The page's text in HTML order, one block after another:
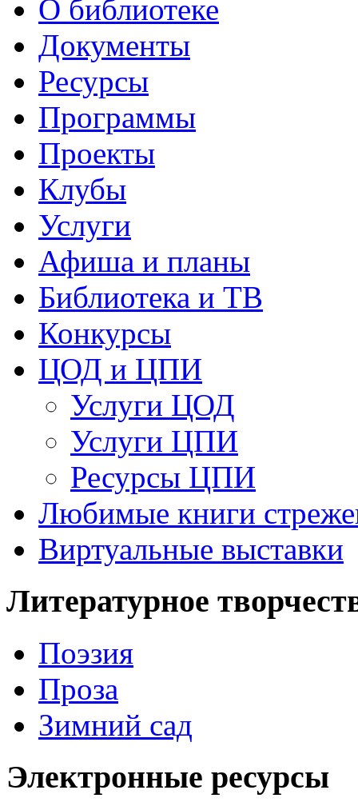
О библиотеке
Документы
Ресурсы
Программы
Проекты
Клубы
Услуги
Афиша и планы
Библиотека и ТВ
Конкурсы
ЦОД и ЦПИ
Услуги ЦОД
Услуги ЦПИ
Ресурсы ЦПИ
Любимые книги
Виртуальные выставки
Литературное
Поэзия
Проза
Зимний сад
Электронные ресурсы